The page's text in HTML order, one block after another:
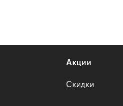
Акции
Скидки